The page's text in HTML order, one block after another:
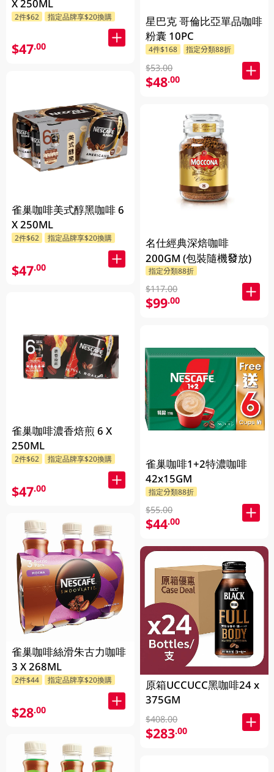
X 250ML
2件$62 指定品牌享$20換購
$47.00
雀巢咖啡美式醇黑咖啡 6
X 250ML
2件$62 指定品牌享$20換購
$47.00
雀巢咖啡濃香焙煎 6 X
250ML
2件$62 指定品牌享$20換購
$47.00
雀巢咖啡絲滑朱古力咖啡
3 X 268ML
2件$44 指定品牌享$20換購
$28.00
星巴克 哥倫比亞單品咖啡
粉囊 10PC
4件$168 指定分類88折
$53.00
$48.00
名仕經典深焙咖啡
200GM (包裝隨機發放)
指定分類88折
$117.00
$99.00
雀巢咖啡1+2特濃咖啡
42x15GM
指定分類88折
$55.00
$44.00
原箱UCCUCC黑咖啡24 x
375GM
$408.00
$283.00